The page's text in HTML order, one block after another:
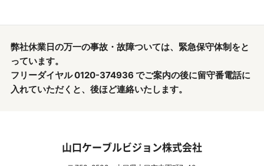
弊社休業日の万一の事故・故障ついては、緊急保守体制をと
っています。
フリーダイヤル 0120-374936 でご案内の後に留守番電話に
入れていただくと、後ほど連絡いたします。
山口ケーブルビジョン株式会社